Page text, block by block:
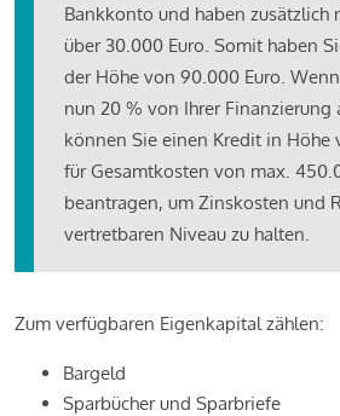
Bankkonto und haben zusätzlich
über 30.000 Euro. Somit haben
der Höhe von 90.000 Euro.
nun 20 % von Ihrer Finanzierung
können Sie einen Kredit in Höhe
für Gesamtkosten von max.
beantragen, um Zinskosten und
vertretbaren Niveau zu halten.
Zum verfügbaren Eigenkapital zählen:
Bargeld
Sparbücher und Sparbriefe